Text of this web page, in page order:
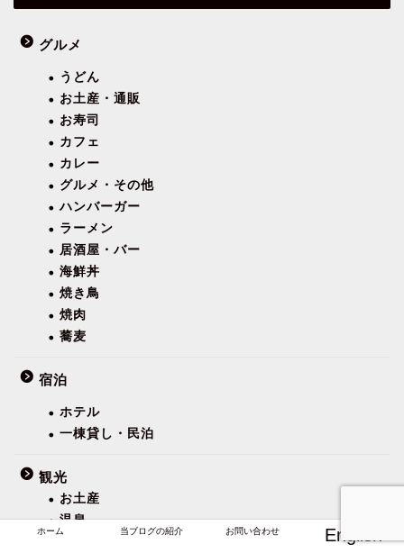
グルメ
うどん
お土産・通販
お寿司
カフェ
カレー
グルメ・その他
ハンバーガー
ラーメン
居酒屋・バー
海鮮丼
焼き鳥
焼肉
蕎麦
宿泊
ホテル
一棟貸し・民泊
観光
お土産
温泉
ホーム 当ブログの紹介 お問い合わせ English